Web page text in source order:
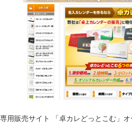
用販売サイト 「卓カレどっとこむ」